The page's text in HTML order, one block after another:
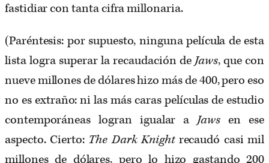
fastidiar con tanta cifra millonaria.
(Paréntesis: por supuesto, ninguna película de esta
lista logra superar la recaudación deJaws, que con
nueve millones de dólares hizo más de 400, pero eso
no es extraño: ni las más caras películas de estudio
contemporáneas logran igualar aJaws en ese
aspecto. Cierto: The Dark Knightrecaudó casi mil
millones de dólares, pero lo hizo gastando 200